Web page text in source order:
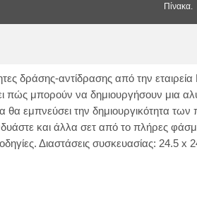
Πίνακα.
δράσης-αντίδρασης από την
πώς μπορούν να δημιουργήσουν μια
θα εμπνεύσει την δημιουργικότητα
και άλλα σετ από το πλήρες
Διαστάσεις συσκευασίας: 24.5